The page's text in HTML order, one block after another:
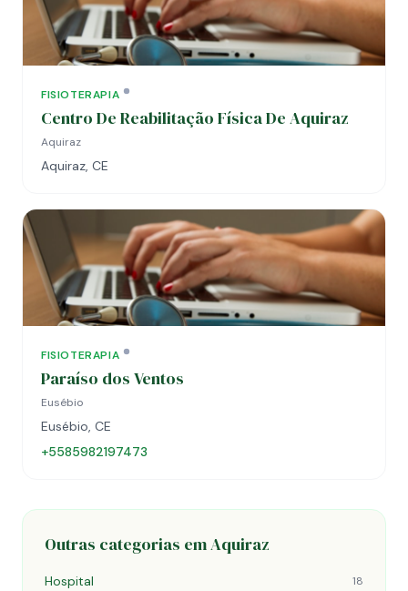
FISIOTERAPIA
Centro De Reabilitação Física De Aquiraz
Aquiraz
Aquiraz, CE
FISIOTERAPIA
Paraíso dos Ventos
Eusébio
Eusébio, CE
+5585982197473
Outras categorias em Aquiraz
Hospital 18